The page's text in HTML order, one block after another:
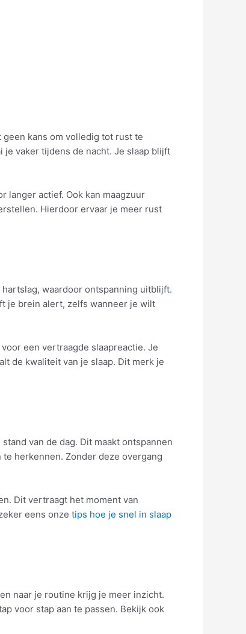
kans om volledig tot rust te
je vaker tijdens de nacht. Je slaap blijft
langer actief. Ook kan maagzuur
Hierdoor ervaar je meer rust
waardoor ontspanning uitblijft.
je brein alert, zelfs wanneer je wilt
een vertraagde slaapreactie. Je
de kwaliteit van je slaap. Dit merk je
van de dag. Dit maakt ontspannen
herkennen. Zonder deze overgang
Dit vertraagt het moment van
eens onze tips hoe je snel in slaap
naar je routine krijg je meer inzicht.
voor stap aan te passen. Bekijk ook